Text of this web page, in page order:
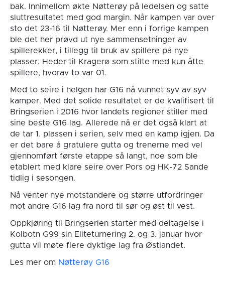
bak. Innimellom økte Nøtterøy på ledelsen og satte
sluttresultatet med god margin. Når kampen var over
sto det 23-16 til Nøtterøy. Mer enn i forrige kampen
ble det her prøvd ut nye sammensetninger av
spillerekker, i tillegg til bruk av spillere på nye
plasser. Heder til Kragerø som stilte med kun åtte
spillere, hvorav to var 01.
Med to seire i helgen har G16 nå vunnet syv av syv
kamper. Med det solide resultatet er de kvalifisert til
Bringserien i 2016 hvor landets regioner stiller med
sine beste G16 lag. Allerede nå er det også klart at
de tar 1. plassen i serien, selv med en kamp igjen. Da
er det bare å gratulere gutta og trenerne med vel
gjennomført første etappe så langt, noe som ble
etablert med klare seire over Pors og HK-72 Sande
tidlig i sesongen.
Nå venter nye motstandere og større utfordringer
mot andre G16 lag fra nord til sør og øst til vest.
Oppkjøring til Bringserien starter med deltagelse i
Kolbotn G99 sin Eliteturnering 2. og 3. januar hvor
gutta vil møte flere dyktige lag fra Østlandet.
Les mer om Nøtterøy G16